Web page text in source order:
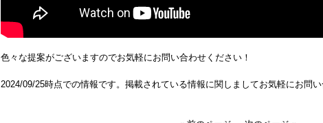
色々な提案がございますのでお気軽にお問い合わせください！
2024/09/25時点での情報です。掲載されている情報に関しましてお気軽にお問い